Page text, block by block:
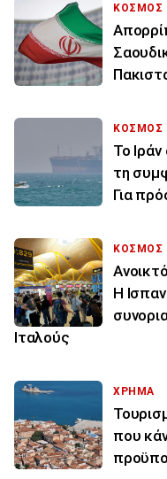
ΚΟΣΜΟΣ
ΚΟΣΜΟΣ
Το
τη
Για
ΚΟΣΜΟΣ
Η
Ιταλούς
ΧΡΗΜΑ
που